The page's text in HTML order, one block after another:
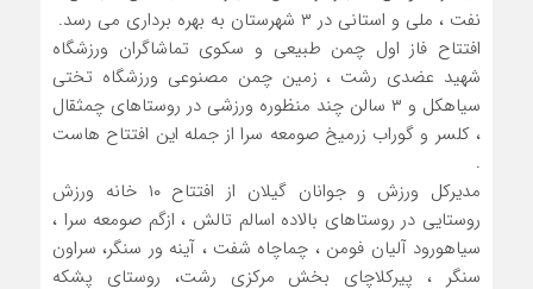
نفت ، ملی و استانی در ۳ شهرستان به بهره برداری می رسد.
افتتاح فاز اول چمن طبیعی و سکوی تماشاگران ورزشگاه
شهید عضدی رشت ، زمین چمن مصنوعی ورزشگاه تختی
سیاهکل و ۳ سالن چند منظوره ورزشی در روستاهای چمثقال
، کلسر و گوراب زرمیخ صومعه سرا از جمله این افتتاح هاست
.
مدیرکل ورزش و جوانان گیلان از افتتاح ۱۰ خانه ورزش
روستایی در روستاهای بالاده اسالم تالش ، ازگم صومعه سرا ،
سیاهورود آلیان فومن ، چماچاه شفت ، آینه ور سنگر، سراون
سنگر ، پیرکلاچای بخش مرکزی رشت، روستای پشکه